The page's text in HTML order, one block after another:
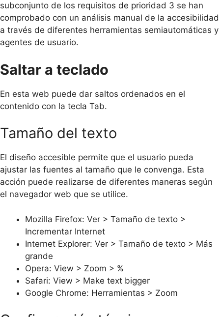
subconjunto de los requisitos de prioridad 3 se han
comprobado con un análisis manual de la accesibilidad
a través de diferentes herramientas semiautomáticas y
agentes de usuario.
Saltar a teclado
En esta web puede dar saltos ordenados en el
contenido con la tecla Tab.
Tamaño del texto
El diseño accesible permite que el usuario pueda
ajustar las fuentes al tamaño que le convenga. Esta
acción puede realizarse de diferentes maneras según
el navegador web que se utilice.
Mozilla Firefox: Ver > Tamaño de texto >
Incrementar Internet
Internet Explorer: Ver > Tamaño de texto > Más
grande
Opera: View > Zoom > %
Safari: View > Make text bigger
Google Chrome: Herramientas > Zoom